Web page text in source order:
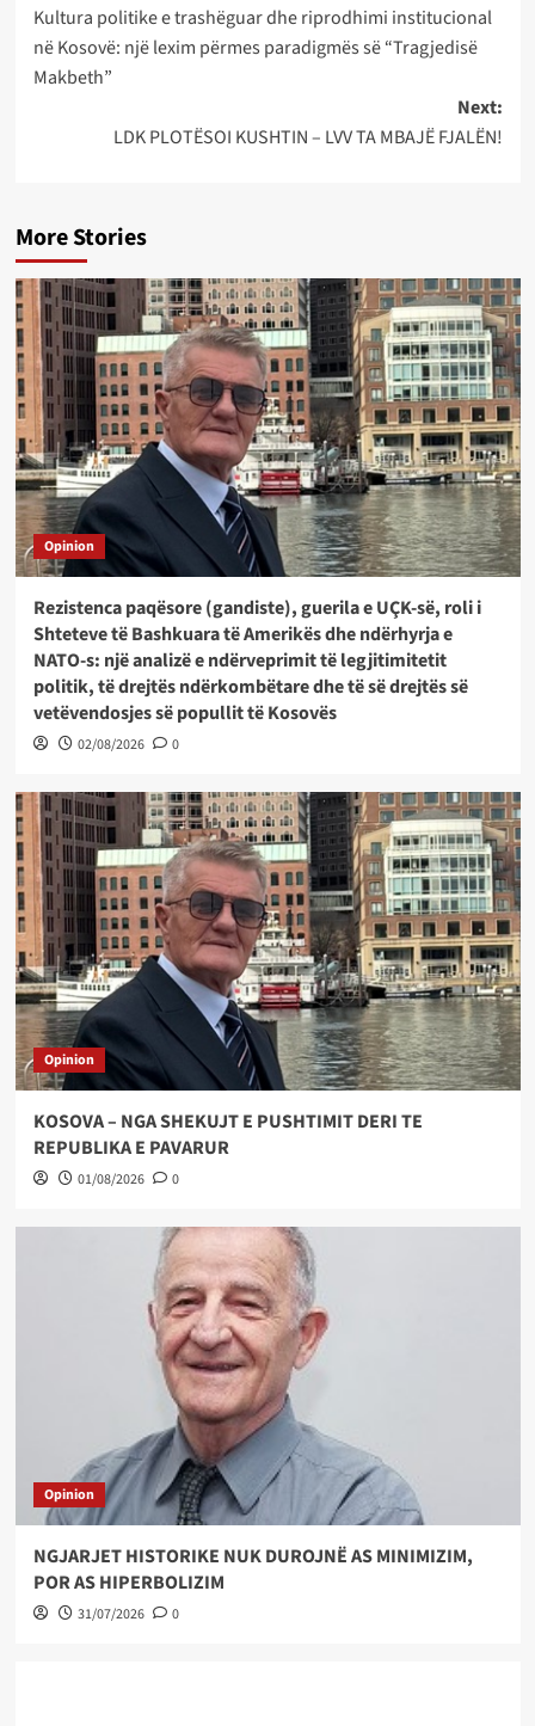
navigation
Kultura politike e trashëguar dhe riprodhimi institucional
në Kosovë: një lexim përmes paradigmës së “Tragjedisë
Makbeth”
Next:
LDK PLOTËSOI KUSHTIN – LVV TA MBAJË FJALËN!
More Stories
Opinion
Rezistenca paqësore (gandiste), guerila e UÇK-së, roli i
Shteteve të Bashkuara të Amerikës dhe ndërhyrja e
NATO-s: një analizë e ndërveprimit të legjitimitetit
politik, të drejtës ndërkombëtare dhe të së drejtës së
vetëvendosjes së popullit të Kosovës
02/08/2026 0
Opinion
KOSOVA – NGA SHEKUJT E PUSHTIMIT DERI TE
REPUBLIKA E PAVARUR
01/08/2026 0
Opinion
NGJARJET HISTORIKE NUK DUROJNË AS MINIMIZIM,
POR AS HIPERBOLIZIM
31/07/2026 0